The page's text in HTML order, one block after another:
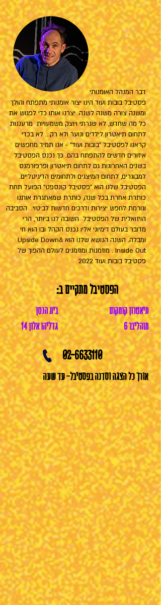
דבר המנהל האומנותי
פסטיבל בובות ועוד הינו יצור אומנותי מתפתח והולך
ומשנה צורה משנה לשנה. יצרנו אותו כדי לפגוש את
כל מה שחדש, לא שגרתי ויוצק משמעויות מרעננות
לתחום תיאטרון לילדים ונוער ולא רק... לא בכדי
קראנו לפסטיבל "בובות ועוד" - אנו תמיד מחפשים
איזורים חדשים להתפתח בהם. כך נכנס הפסטיבל
בשנים האחרונות גם לתחום תיאטרון ופרפורמנס
למבוגרים, לתחום המיצגים ולתחומים הדיגיטליים.
הפסטיבל שלנו הוא "פסטיבל קונספט" הפועל תחת
כותרת אחרת בכל שנה, כותרת שמאתגרת אותנו
וגורמת לחפש יצירות ודרכים חדשות לביטוי. הסביבה
הויזואלית של הפסטיבל חשובה לנו ביותר, הרי
מדובר בעולם דימיוני אליו נכנס הקהל ובו הוא חי
ומבלה. השנה הנושא שלנו הוא Upside Down&
Inside Out . מוזמנות ומוזמנים לעולם ההפוך של
פסטיבל בובות ועוד 2022
הפסטיבל מתקיים ב:
בית הנסן
גדליהו אלון 14
תיאטרון קומקום
מוהליבר 6
אורך כל הצגה וסדנה בפסטיבל- עד שעה
02-6633110
הנסיכה בייגלה
אלכסנדר
מיכאילוב,
ישראל
העולם המופלא של קיבוקי
תומאס
הרפורט,
גרמניה